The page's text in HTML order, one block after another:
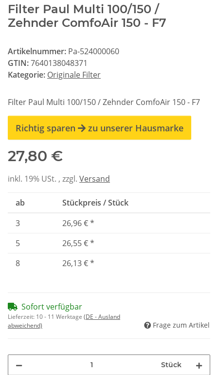
Filter Paul Multi 100/150 /
Zehnder ComfoAir 150 - F7
Artikelnummer: Pa-524000060
GTIN:7640138048371
Kategorie: Originale Filter
Filter Paul Multi 100/150 / Zehnder ComfoAir 150 - F7
Richtig sparen zu unserer Hausmarke
27,80 €
inkl. 19% USt. , zzgl. Versand
ab
Stückpreis / Stück
3
26,96 €*
5
26,55 €*
8
26,13 €*
Sofort verfügbar
Lieferzeit: 10 - 11 Werktage (DE - Ausland
abweichend)
Frage zum Artikel
Stück